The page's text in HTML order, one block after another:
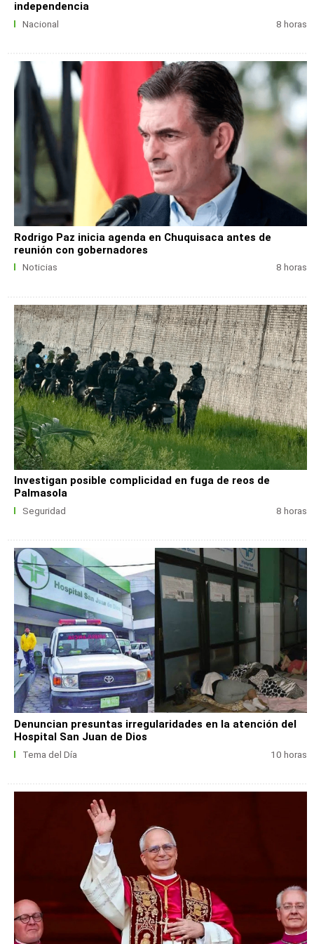
independencia
Nacional 8 horas
Rodrigo Paz inicia agenda en Chuquisaca antes de
reunión con gobernadores
Noticias 8 horas
Investigan posible complicidad en fuga de reos de
Palmasola
Seguridad 8 horas
Denuncian presuntas irregularidades en la atención del
Hospital San Juan de Dios
Tema del Día 10 horas